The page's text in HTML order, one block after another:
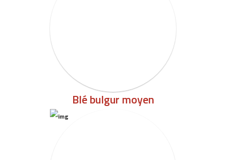
Blé bulgur moyen